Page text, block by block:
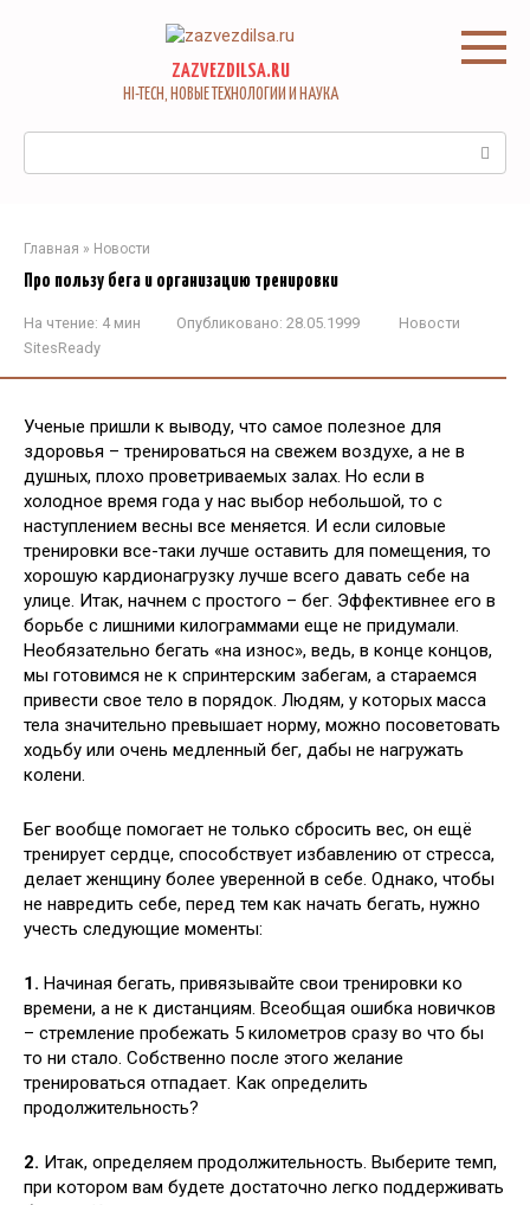
ZAZVEZDILSA.RU
HI-TECH, НОВЫЕ ТЕХНОЛОГИИ И НАУКА
Главная » Новости
Про пользу бега и организацию тренировки
На чтение: 4 мин Опубликовано: 28.05.1999
Новости
SitesReady
Ученые пришли к выводу, что самое полезное для
здоровья – тренироваться на свежем воздухе, а не в
душных, плохо проветриваемых залах. Но если в
холодное время года у нас выбор небольшой, то с
наступлением весны все меняется. И если силовые
тренировки все-таки лучше оставить для помещения, то
хорошую кардионагрузку лучше всего давать себе на
улице. Итак, начнем с простого – бег. Эффективнее его в
борьбе с лишними килограммами еще не придумали.
Необязательно бегать «на износ», ведь, в конце концов,
мы готовимся не к спринтерским забегам, а стараемся
привести свое тело в порядок. Людям, у которых масса
тела значительно превышает норму, можно посоветовать
ходьбу или очень медленный бег, дабы не нагружать
колени.
Бег вообще помогает не только сбросить вес, он ещё
тренирует сердце, способствует избавлению от стресса,
делает женщину более уверенной в себе. Однако, чтобы
не навредить себе, перед тем как начать бегать, нужно
учесть следующие моменты:
1. Начиная бегать, привязывайте свои тренировки ко
времени, а не к дистанциям. Всеобщая ошибка новичков
– стремление пробежать 5 километров сразу во что бы
то ни стало. Собственно после этого желание
тренироваться отпадает. Как определить
продолжительность?
2. Итак, определяем продолжительность. Выберите темп,
при котором вам будете достаточно легко поддерживать